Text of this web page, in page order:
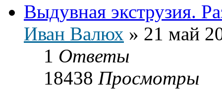
Выдувная экструзия.
Иван Валюх » 21 май
1 Ответы
18438 Просмотры